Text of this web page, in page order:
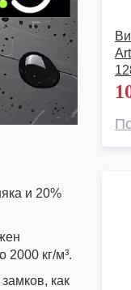
и 20%
кг/м³.
как